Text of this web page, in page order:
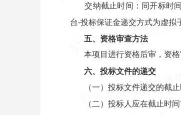
交纳截止时间：同开标时
台-投标保证金递交方式为虚拟
五、资格审查方法
本项目进行资格后审，资
六、投标文件的递交
（一）投标文件递交的截
（二）投标人应在截止时